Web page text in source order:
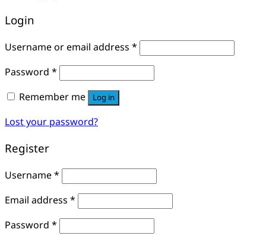
Login
Username or email address *
Password *
Remember me
Log in
Lost your password?
Register
Username*
Email address *
Password *